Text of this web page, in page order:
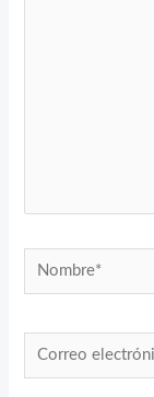
Nombre*
Correo
electrónico*